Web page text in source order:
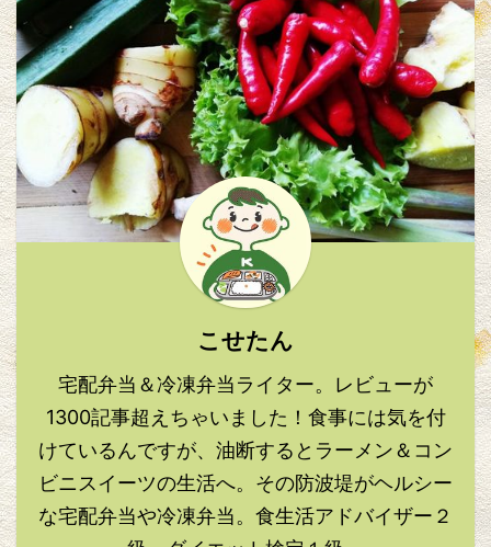
こせたん
宅配弁当＆冷凍弁当ライター。レビューが
1300記事超えちゃいました！食事には気を付
けているんですが、油断するとラーメン＆コン
ビニスイーツの生活へ。その防波堤がヘルシー
な宅配弁当や冷凍弁当。食生活アドバイザー２